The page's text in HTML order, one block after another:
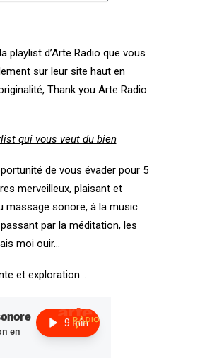
playlist d’Arte Radio que vous
sur leur site haut en
Thank you Arte Radio
qui vous veut du bien
de vous évader pour 5
merveilleux, plaisant et
massage sonore, à la music
par la méditation, les
moi ouir…
et exploration…